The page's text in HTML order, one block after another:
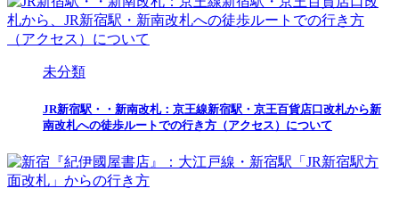
未分類
JR新宿駅・・新南改札：京王線新宿駅・京王百貨店口改札から新
南改札への徒歩ルートでの行き方（アクセス）について